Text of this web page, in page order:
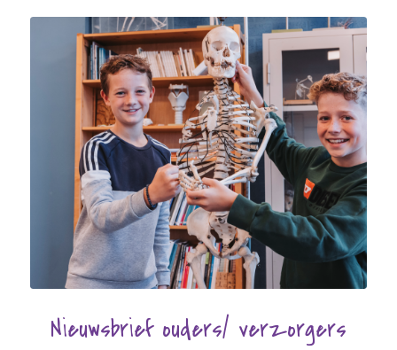
Nieuwsbrief ouders/ verzorgers